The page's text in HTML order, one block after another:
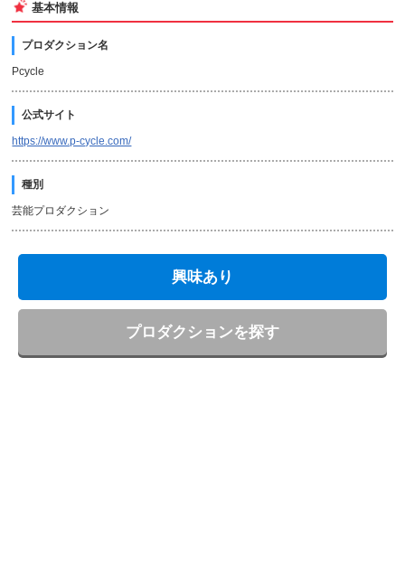
基本情報
プロダクション名
Pcycle
公式サイト
https://www.p-cycle.com/
種別
芸能プロダクション
興味あり
プロダクションを探す